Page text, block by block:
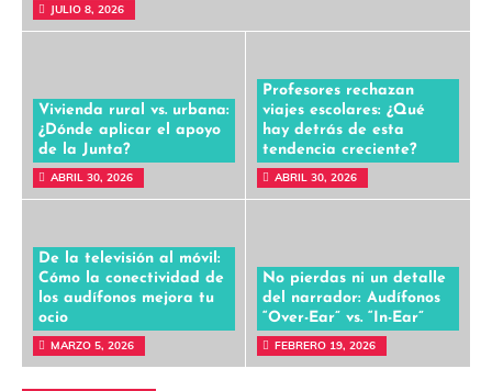
JULIO 8, 2026
Vivienda rural vs. urbana:
¿Dónde aplicar el apoyo
de la Junta?
ABRIL 30, 2026
Profesores rechazan
viajes escolares: ¿Qué
hay detrás de esta
tendencia creciente?
ABRIL 30, 2026
De la televisión al móvil:
Cómo la conectividad de
los audífonos mejora tu
ocio
MARZO 5, 2026
No pierdas ni un detalle
del narrador: Audífonos
“Over-Ear” vs. “In-Ear”
FEBRERO 19, 2026